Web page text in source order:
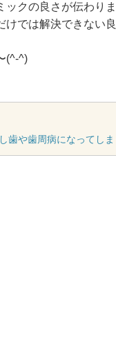
ックの良さが伝わり
けでは解決できない
(^-^)
歯や歯周病になってしま